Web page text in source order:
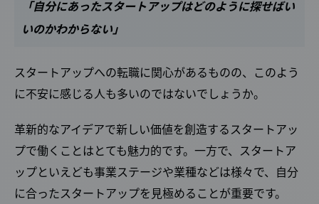
「自分にあったスタートアップはどのように探せばい
いのかわからない」
スタートアップへの転職に関心があるものの、このよう
に不安に感じる人も多いのではないでしょうか。
革新的なアイデアで新しい価値を創造するスタートアッ
プで働くことはとても魅力的です。一方で、スタートア
ップといえども事業ステージや業種などは様々で、自分
に合ったスタートアップを見極めることが重要です。